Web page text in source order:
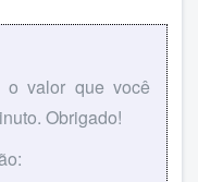
o valor que você
Obrigado!